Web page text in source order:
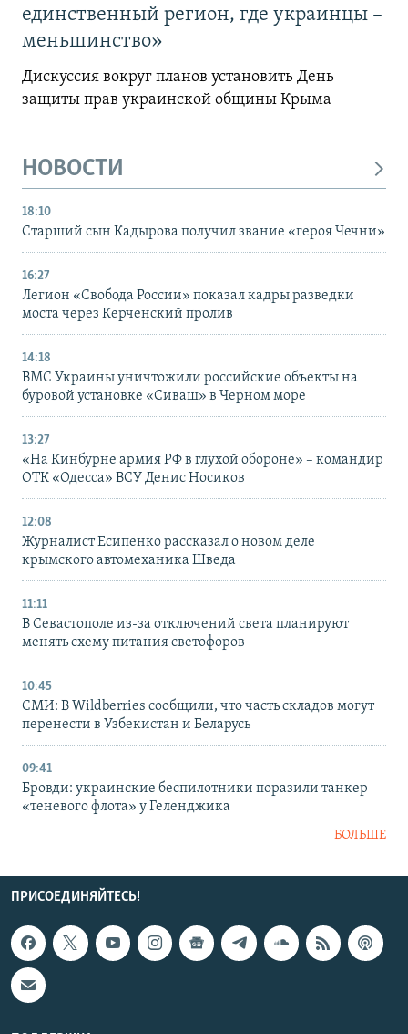
единственный регион, где украинцы –
меньшинство»
Дискуссия вокруг планов установить День
защиты прав украинской общины Крыма
НОВОСТИ
18:10
Старший сын Кадырова получил звание «героя Чечни»
16:27
Легион «Свобода России» показал кадры разведки
моста через Керченский пролив
14:18
ВМС Украины уничтожили российские объекты на
буровой установке «Сиваш» в Черном море
13:27
«На Кинбурне армия РФ в глухой обороне» – командир
ОТК «Одесса» ВСУ Денис Носиков
12:08
Журналист Есипенко рассказал о новом деле
крымского автомеханика Шведа
11:11
В Севастополе из-за отключений света планируют
менять схему питания светофоров
10:45
СМИ: В Wildberries сообщили, что часть складов могут
перенести в Узбекистан и Беларусь
09:41
Бровди: украинские беспилотники поразили танкер
«теневого флота» у Геленджика
БОЛЬШЕ
ПРИСОЕДИНЯЙТЕСЬ!